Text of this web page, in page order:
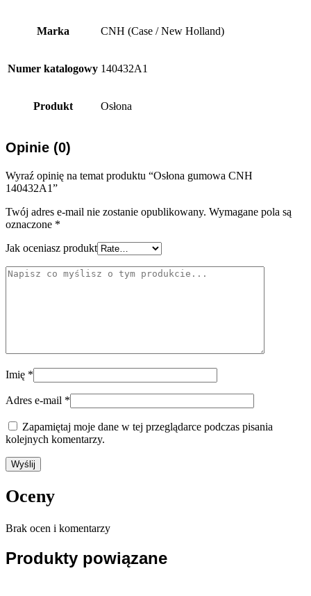
Marka CNH (Case / New Holland)
Numer katalogowy 140432A1
Produkt Osłona
Opinie (0)
Wyraź opinię na temat produktu “Osłona gumowa CNH
140432A1”
Twój adres e-mail nie zostanie opublikowany. Wymagane pola są
oznaczone *
Jak oceniasz produkt
Imię *
Adres e-mail *
Zapamiętaj moje dane w tej przeglądarce podczas pisania
kolejnych komentarzy.
Oceny
Brak ocen i komentarzy
Produkty powiązane